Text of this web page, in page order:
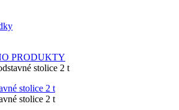
PRODUKTY
stolice 2 t